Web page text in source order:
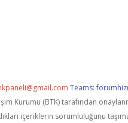
Teams:
Kurumu (BTK) tarafından
içeriklerin sorumluluğunu